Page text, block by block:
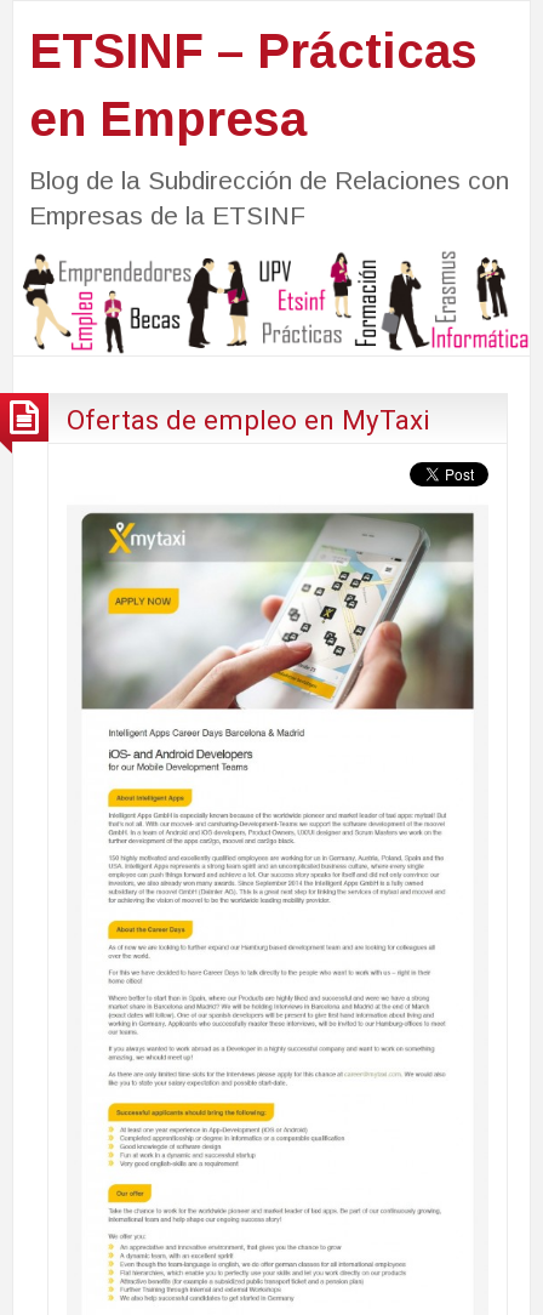
ETSINF – Prácticas
en Empresa
Blog de la Subdirección de Relaciones con
Empresas de la ETSINF
Ofertas de empleo en MyTaxi